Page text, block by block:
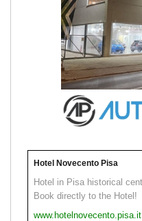
Hotel Novecento Pisa
Hotel in Pisa historical
Book directly to the Hotel!
www.hotelnovecento.pisa.it